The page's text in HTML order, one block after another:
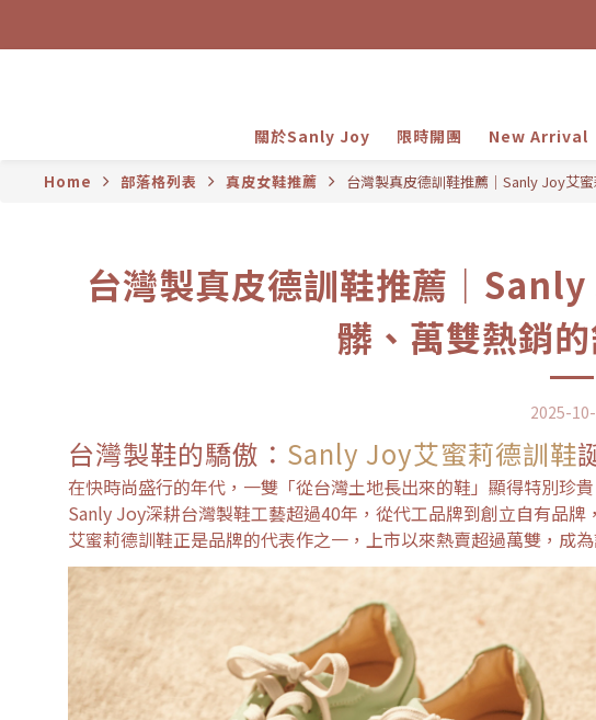
關於Sanly Joy 限時開團 New Arrival
Home 部落格列表 真皮女鞋推薦 台灣製真皮德訓鞋推薦｜Sanly Joy艾
台灣製真皮德訓鞋推薦｜
髒、萬雙熱銷
2025-
台灣製鞋的驕傲： Sanly Joy艾蜜莉德訓鞋
在快時尚盛行的年代，一雙「從台灣土地長出來的鞋」顯得特別珍貴
Sanly Joy深耕台灣製鞋工藝超過40年，從代工品牌到創立自有品牌
艾蜜莉德訓鞋正是品牌的代表作之一，上市以來熱賣超過萬雙，成